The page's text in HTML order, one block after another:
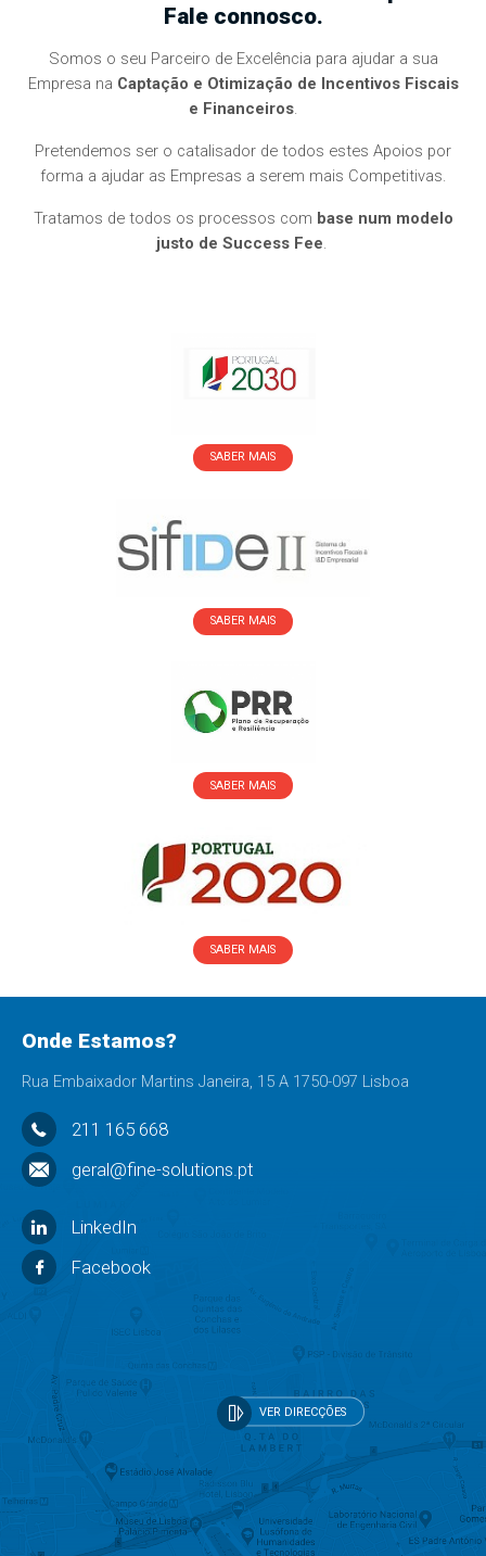
Fale connosco.
Somos o seu Parceiro de Excelência para ajudar a sua
Empresa na Captação e Otimização de Incentivos Fiscais
e Financeiros.
Pretendemos ser o catalisador de todos estes Apoios por
forma a ajudar as Empresas a serem mais Competitivas.
Tratamos de todos os processos com base num modelo
justo de Success Fee.
SABER MAIS
SABER MAIS
SABER MAIS
SABER MAIS
VER DIRECÇÕES
Onde Estamos?
Rua Embaixador Martins Janeira, 15 A 1750-097 Lisboa
211 165 668
geral@fine-solutions.pt
LinkedIn
Facebook